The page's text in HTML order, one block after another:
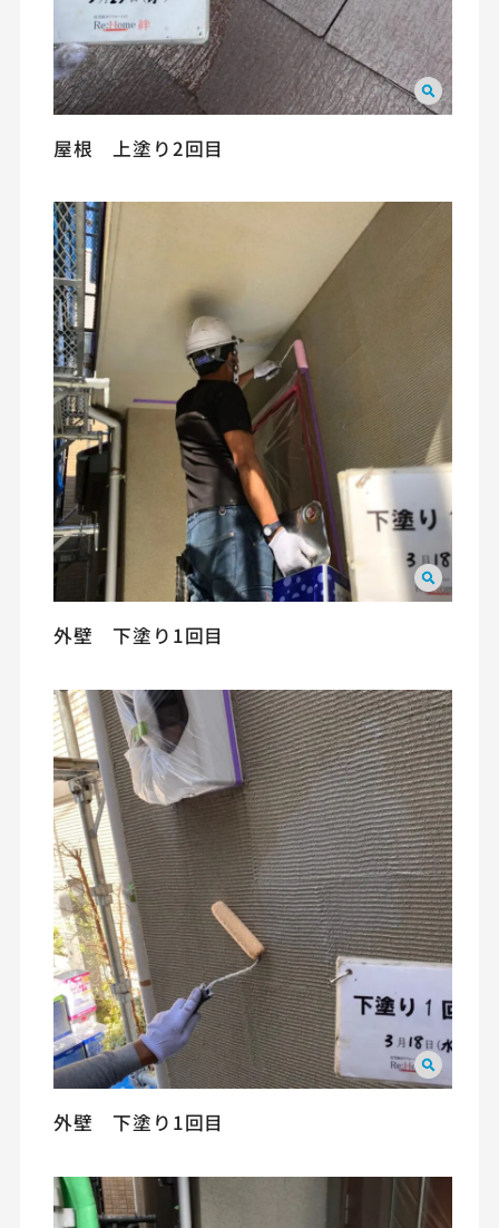
屋根 上塗り2回目
外壁 下塗り1回目
外壁 下塗り1回目